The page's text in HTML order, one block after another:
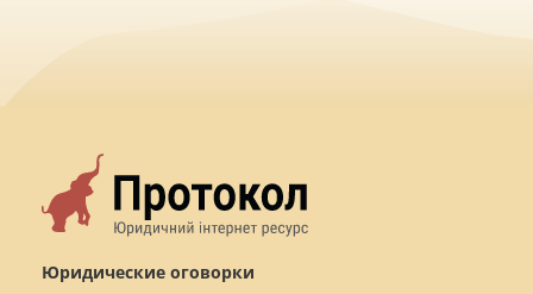
Юридические оговорки